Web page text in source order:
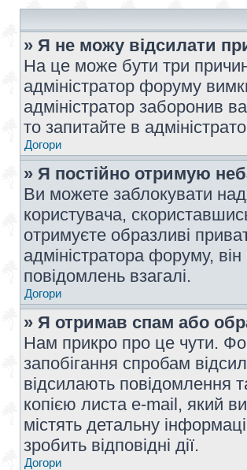
» Я не можу відсилати
На це може бути три
адміністратор форуму
адміністратор заборонив
то запитайте в
Догори
» Я постійно отримую
Ви можете заблокувати
користувача,
отримуєте образливі
адміністратора форуму,
повідомлень взагалі.
Догори
» Я отримав спам або
Нам прикро про це чути.
запобігання спробам
відсилають повідомлення
копією листа e-mail, який
містять детальну
зробить відповідні дії.
Догори